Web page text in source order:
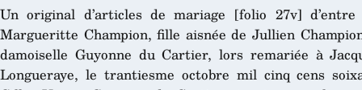
Un original d’articles de mariage [folio 27v]
Margueritte Champion, fille aisnée de Jullien
damoiselle Guyonne du Cartier, lors remariée à
Longueraye, le trantiesme octobre mil cinq cens